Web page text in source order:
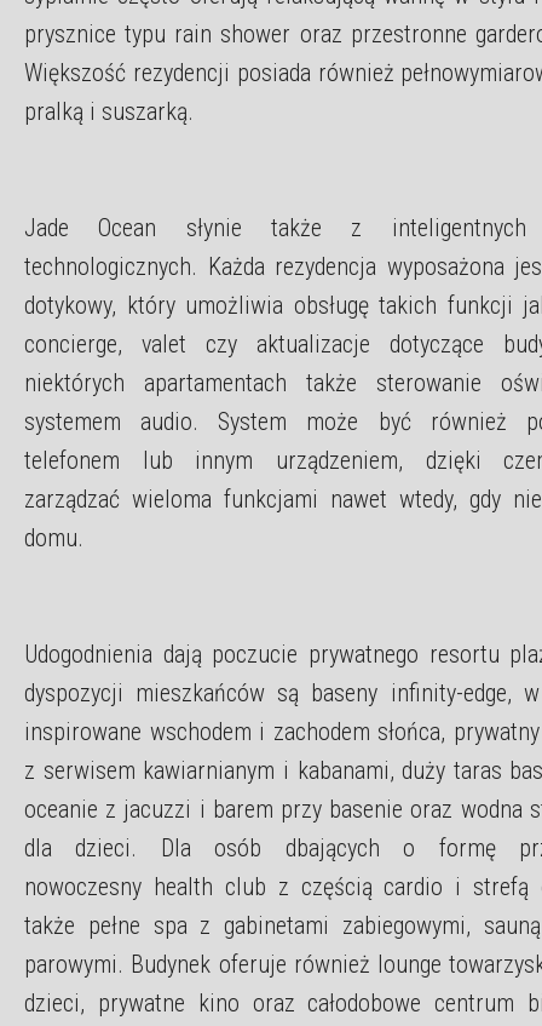
prysznice typu rain shower oraz przestronne
Większość rezydencji posiada również
pralką i suszarką.
Jade Ocean słynie także z inteligentnych
technologicznych. Każda rezydencja wyposażona
dotykowy, który umożliwia obsługę takich funkcji
concierge, valet czy aktualizacje dotyczące
niektórych apartamentach także sterowanie
systemem audio. System może być również
telefonem lub innym urządzeniem, dzięki
zarządzać wieloma funkcjami nawet wtedy, gdy
domu.
Udogodnienia dają poczucie prywatnego resortu
dyspozycji mieszkańców są baseny infinity-edge,
inspirowane wschodem i zachodem słońca,
z serwisem kawiarnianym i kabanami, duży taras
oceanie z jacuzzi i barem przy basenie oraz wodna
dla dzieci. Dla osób dbających o formę
nowoczesny health club z częścią cardio i strefą
także pełne spa z gabinetami zabiegowymi,
parowymi. Budynek oferuje również lounge
dzieci, prywatne kino oraz całodobowe centrum